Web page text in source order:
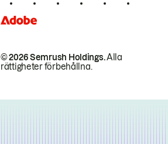
© 2026 Semrush Holdings.Alla
rättigheter förbehållna.